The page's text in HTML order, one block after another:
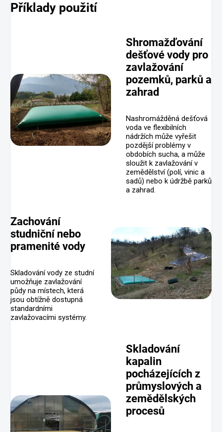
Příklady použití
Shromažďování
dešťové vody pro
zavlažování
pozemků, parků a
zahrad
Nashromážděná dešťová
voda ve flexibilních
nádržích může vyřešit
pozdější problémy v
obdobích sucha, a může
sloužit k zavlažování v
zemědělství (polí, vinic a
sadů) nebo k údržbě parků
a zahrad.
Zachování
studniční nebo
pramenité vody
Skladování vody ze studní
umožňuje zavlažování
půdy na místech, která
jsou obtížně dostupná
standardními
zavlažovacími systémy.
Skladování
kapalin
pocházejících z
průmyslových a
zemědělských
procesů